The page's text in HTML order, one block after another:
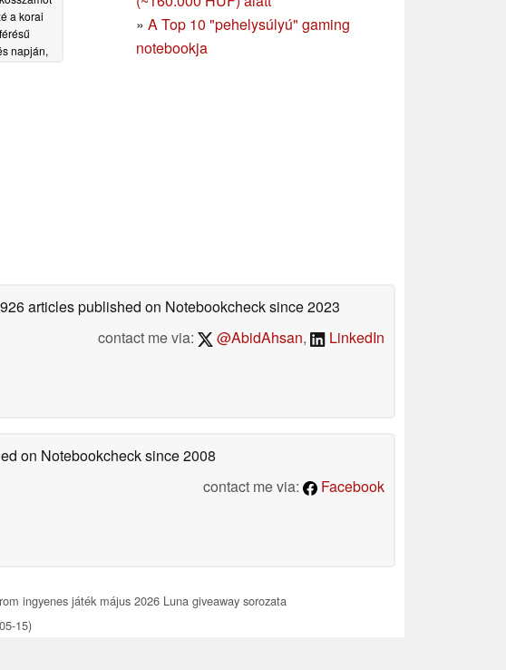
» A Top 10 "pehelysúlyú" gaming
notebookja
a korai
napján,
articles published on Notebookchecksince 2023
contact me via:
@AbidAhsan, LinkedIn
on Notebookchecksince 2008
contact me via:
Facebook
ingyenes játék május 2026 Luna giveaway sorozata
15)